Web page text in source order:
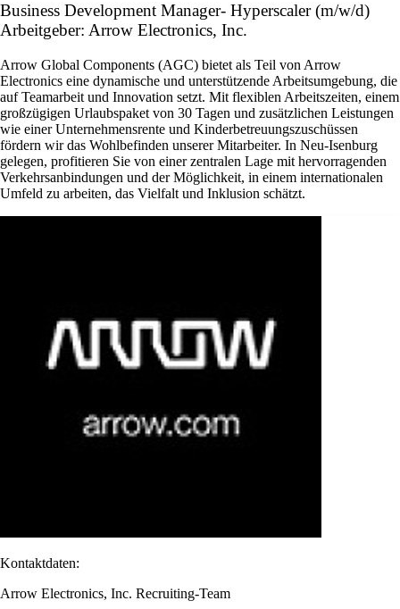
Business Development Manager- Hyperscaler (m/w/d)
Arbeitgeber: Arrow Electronics, Inc.
Arrow Global Components (AGC) bietet als Teil von Arrow
Electronics eine dynamische und unterstützende Arbeitsumgebung, die
auf Teamarbeit und Innovation setzt. Mit flexiblen Arbeitszeiten, einem
großzügigen Urlaubspaket von 30 Tagen und zusätzlichen Leistungen
wie einer Unternehmensrente und Kinderbetreuungszuschüssen
fördern wir das Wohlbefinden unserer Mitarbeiter. In Neu-Isenburg
gelegen, profitieren Sie von einer zentralen Lage mit hervorragenden
Verkehrsanbindungen und der Möglichkeit, in einem internationalen
Umfeld zu arbeiten, das Vielfalt und Inklusion schätzt.
Kontaktdaten:
Arrow Electronics, Inc. Recruiting-Team